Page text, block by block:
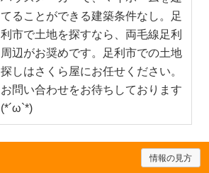
てることができる建築条件なし。足
利市で土地を探すなら、両毛線足利
周辺がお奨めです。足利市での土地
探しはさくら屋にお任せください。
お問い合わせをお待ちしております
(*´ω`*)
情報の見方